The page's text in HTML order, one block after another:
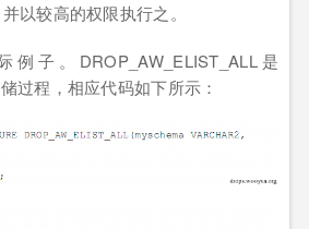
以较高的权限执行之。
子。DROP_AW_ELIST_ALL是
过程，相应代码如下所示：